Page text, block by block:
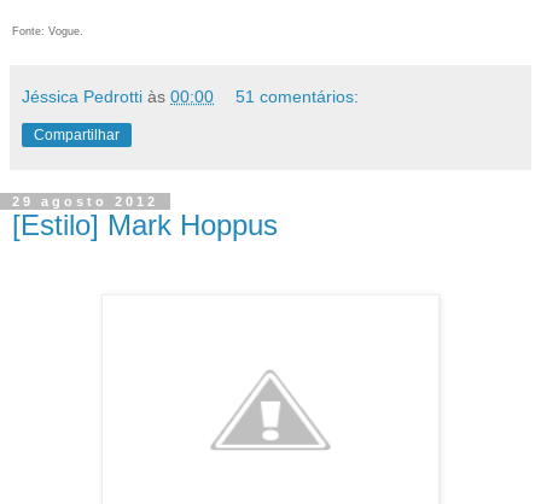
Fonte: Vogue.
Jéssica Pedrotti às 00:00 51 comentários:
Compartilhar
29 agosto 2012
[Estilo] Mark Hoppus